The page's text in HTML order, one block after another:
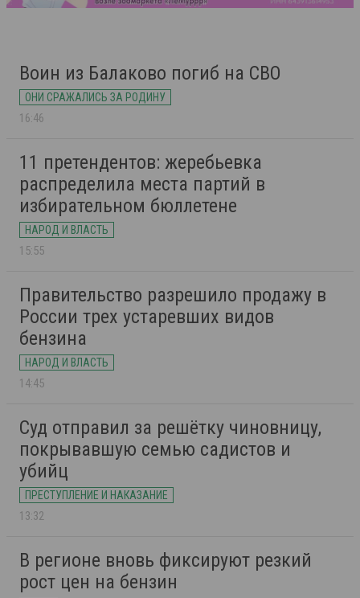
Воин из Балаково погиб на СВО
ОНИ СРАЖАЛИСЬ ЗА РОДИНУ
16:46
11 претендентов: жеребьевка
распределила места партий в
избирательном бюллетене
НАРОД И ВЛАСТЬ
15:55
Правительство разрешило продажу в
России трех устаревших видов
бензина
НАРОД И ВЛАСТЬ
14:45
Суд отправил за решётку чиновницу,
покрывавшую семью садистов и
убийц
ПРЕСТУПЛЕНИЕ И НАКАЗАНИЕ
13:32
В регионе вновь фиксируют резкий
рост цен на бензин